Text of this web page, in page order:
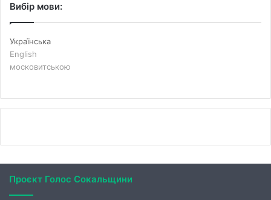
Вибір мови:
Українська
English
московитською
Проєкт Голос Сокальщини